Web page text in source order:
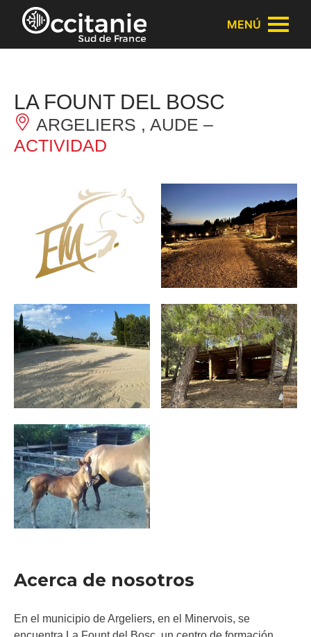
Panel de gestión de cookies
MENÚ
LA FOUNT DEL BOSC
ARGELIERS , AUDE –
ACTIVIDAD
Acerca de nosotros
En el municipio de Argeliers, en el Minervois, se